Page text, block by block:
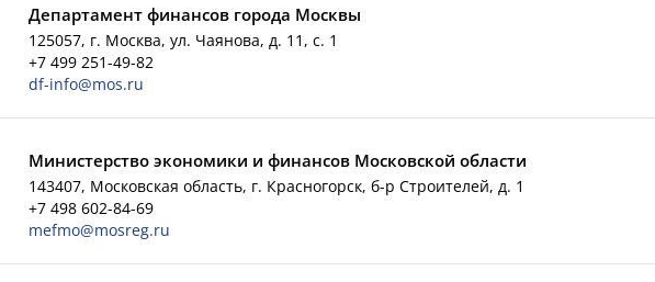
Департамент финансов города Москвы
125057, г. Москва, ул. Чаянова, д. 11, с. 1
+7 499 251-49-82
df-info@mos.ru
Министерство экономики и финансов Московской области
143407, Московская область, г. Красногорск, б-р Строителей, д. 1
+7 498 602-84-69
mefmo@mosreg.ru